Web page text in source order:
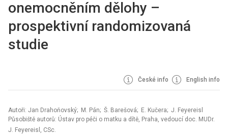
onemocněním dělohy –
prospektivní randomizovaná
studie
České info English info
Autoři: Jan Drahoňovský; M. Pán; Š. Barešová; E. Kučera; J. Feyereisl
Působiště autorů: Ústav pro péči o matku a dítě, Praha, vedoucí doc. MUDr.
J. Feyereisl, CSc.